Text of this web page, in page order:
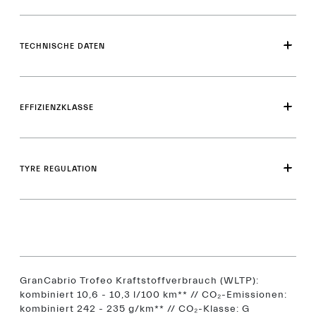
TECHNISCHE DATEN
EFFIZIENZKLASSE
TYRE REGULATION
GranCabrio Trofeo Kraftstoffverbrauch (WLTP):
kombiniert 10,6 - 10,3 l/100 km** // CO₂-Emissionen:
kombiniert 242 - 235 g/km** // CO₂-Klasse: G